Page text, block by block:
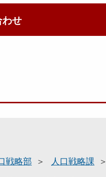
わせ
戦略部 人口戦略課